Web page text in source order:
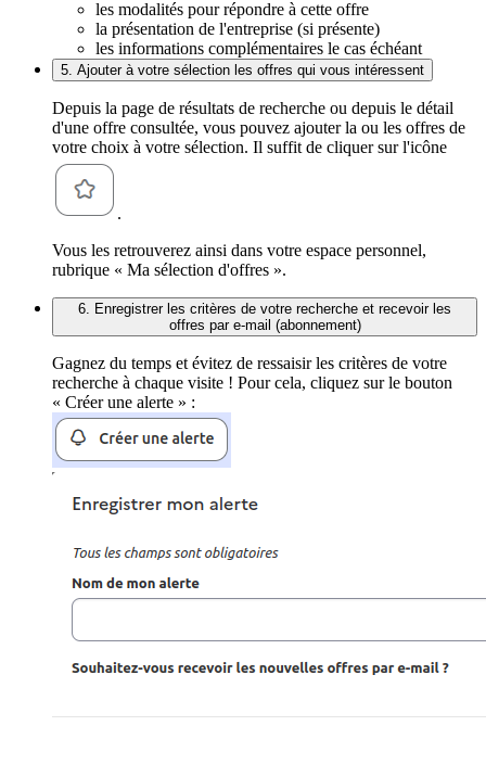
les modalités pour répondre à cette offre
la présentation de l'entreprise (si présente)
les informations complémentaires le cas échéant
5. Ajouter à votre sélection les offres qui vous intéressent
Depuis la page de résultats de recherche ou depuis le détail
d'une offre consultée, vous pouvez ajouter la ou les offres de
votre choix à votre sélection. Il suffit de cliquer sur l'icône
.
Vous les retrouverez ainsi dans votre espace personnel,
rubrique « Ma sélection d'offres ».
6. Enregistrer les critères de votre recherche et recevoir les
offres par e-mail (abonnement)
Gagnez du temps et évitez de ressaisir les critères de votre
recherche à chaque visite ! Pour cela, cliquez sur le bouton
« Créer une alerte » :